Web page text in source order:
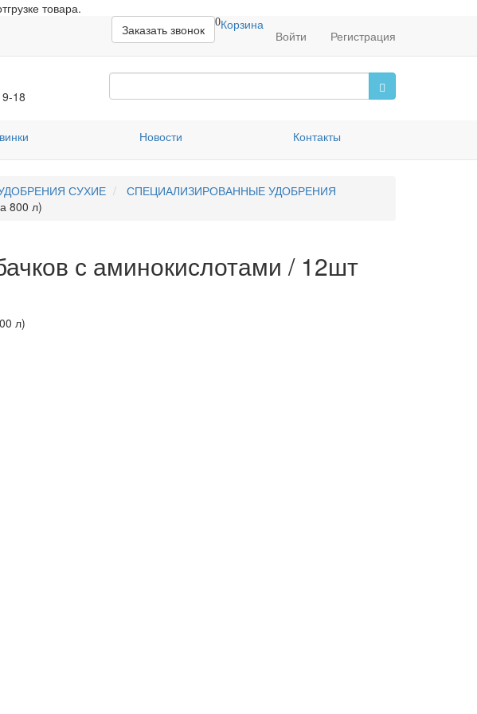
товара.
0Корзина
Войти Регистрация
Заказать звонок
18
Новости Контакты
СУХИЕ
СПЕЦИАЛИЗИРОВАННЫЕ УДОБРЕНИЯ
800 л)
с аминокислотами / 12шт